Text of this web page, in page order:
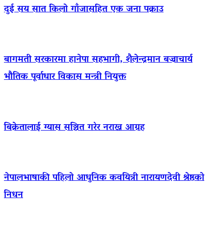
दुई सय सात किलो गाँजासहित एक जना पक्राउ
बागमती सरकारमा हानेपा सहभागी, शैलेन्द्रमान बज्राचार्य
भौतिक पूर्वाधार विकास मन्त्री नियुक्त
बिक्रेतालाई ग्यास सञ्चित गरेर नराख्न आग्रह
नेपालभाषाकी पहिलो आधुनिक कवयित्री नारायणदेवी श्रेष्ठको
निधन